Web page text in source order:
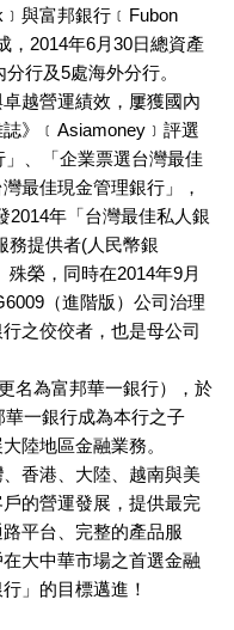
與富邦銀行﹝Fubon
，2014年6月30日總資產
行及5處海外分行。
越營運績效，屢獲國內
》﹝Asiamoney﹞評選
、「企業票選台灣最佳
最佳現金管理銀行」，
2014年「台灣最佳私人銀
務提供者(人民幣銀
榮，同時在2014年9月
（進階版）公司治理
之佼佼者，也是母公司
名為富邦華一銀行），於
華一銀行成為本行之子
陸地區金融業務。
香港、大陸、越南與美
的營運發展，提供最完
平台、完整的產品服
大中華市場之首選金融
」的目標邁進！